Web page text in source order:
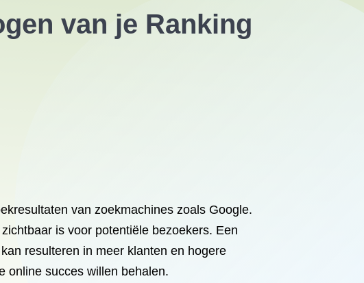
van je Ranking
van zoekmachines zoals Google.
is voor potentiële bezoekers. Een
resulteren in meer klanten en hogere
online succes willen behalen.